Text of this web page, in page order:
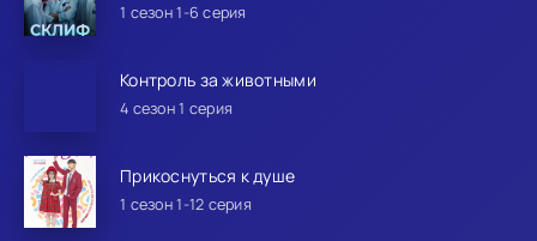
1 сезон 1-6 серия
Контроль за животными
4 сезон 1 серия
Прикоснуться к душе
1 сезон 1-12 серия